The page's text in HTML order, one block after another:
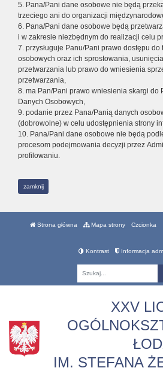
5. Pana/Pani dane osobowe nie będą
trzeciego ani do organizacji
6. Pana/Pani dane osobowe będą
i w zakresie niezbędnym do realizacji celu
7. przysługuje Panu/Pani prawo dostępu do
osobowych oraz ich sprostowania,
przetwarzania lub prawo do wniesienia
przetwarzania,
8. ma Pan/Pani prawo wniesienia skargi do
Danych Osobowych,
9. podanie przez Pana/Panią danych
(dobrowolne) w celu udostępnienia strony
10. Pana/Pani dane osobowe nie będą
procesom podejmowania decyzji przez
profilowaniu.
zamknij
Strona główna Mapa strony Czcionka
Kontrast Informacja
XXV
IM. STEFANA